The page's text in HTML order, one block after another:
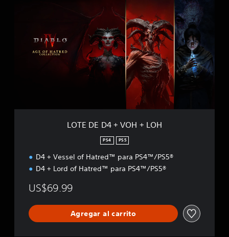
H
LOTE DE D4 + VOH + LOH
PS4 PS5
D4 + Vessel of Hatred™ para PS4™/PS5®
D4 + Lord of Hatred™ para PS4™/PS5®
US$69.99
Agregar al carrito